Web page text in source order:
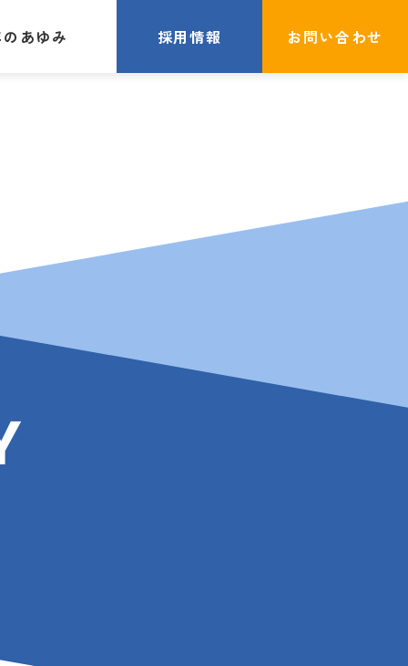
あゆみ 採用情報 お問い合わせ